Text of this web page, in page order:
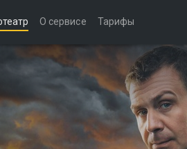
О сервисе Тарифы